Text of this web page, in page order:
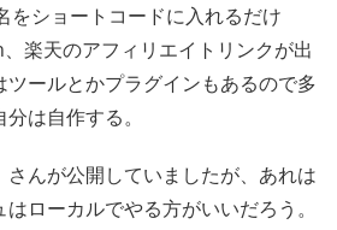
をショートコードに入れるだけ
楽天のアフィリエイトリンクが出
ールとかプラグインもあるので多
は自作する。
んが公開していましたが、あれは
ローカルでやる方がいいだろう。